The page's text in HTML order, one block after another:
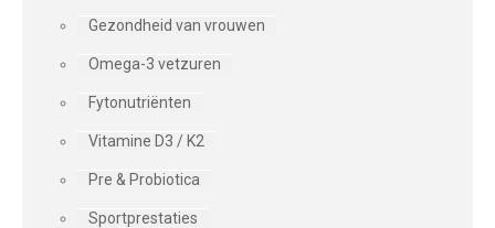
Gezondheid van vrouwen
Omega-3 vetzuren
Fytonutriënten
Vitamine D3 / K2
Pre & Probiotica
Sportprestaties